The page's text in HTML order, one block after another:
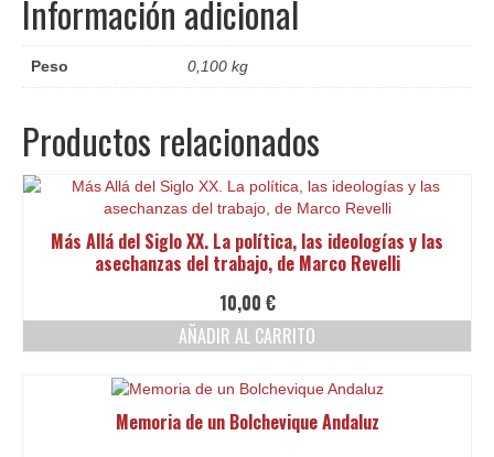
Información adicional
Peso 0,100 kg
Productos relacionados
Más Allá del Siglo XX. La política, las ideologías y las
asechanzas del trabajo, de Marco Revelli
10,00 €
AÑADIR AL CARRITO
Memoria de un Bolchevique Andaluz